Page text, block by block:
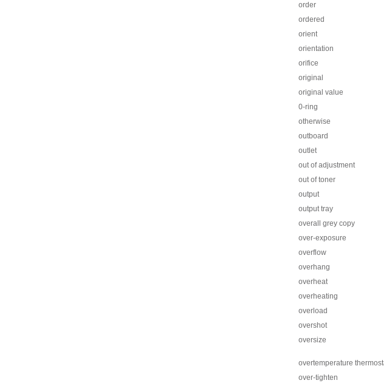
order
ordered
orient
orientation
orifice
original
original value
0-ring
otherwise
outboard
outlet
out of adjustment
out of toner
output
output tray
overall grey copy
over-exposure
overflow
overhang
overheat
overheating
overload
overshot
oversize
overtemperature
over-tighten